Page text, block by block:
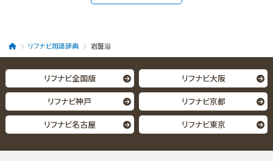
リフナビ用語辞典 岩盤浴
リフナビ全国版
リフナビ大阪
リフナビ神戸
リフナビ京都
リフナビ名古屋
リフナビ東京